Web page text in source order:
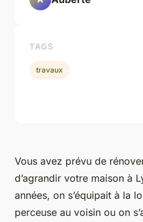
Vous avez prévu de
d’agrandir votre maison à
années, on s’équipait à la
perceuse au voisin ou on
TAGS
travaux